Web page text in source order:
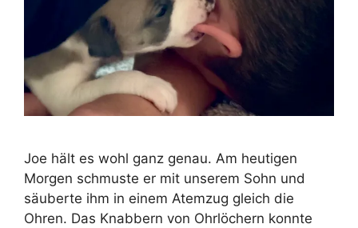
Joe hält es wohl ganz genau. Am heutigen
Morgen schmuste er mit unserem Sohn und
säuberte ihm in einem Atemzug gleich die
Ohren. Das Knabbern von Ohrlöchern konnte